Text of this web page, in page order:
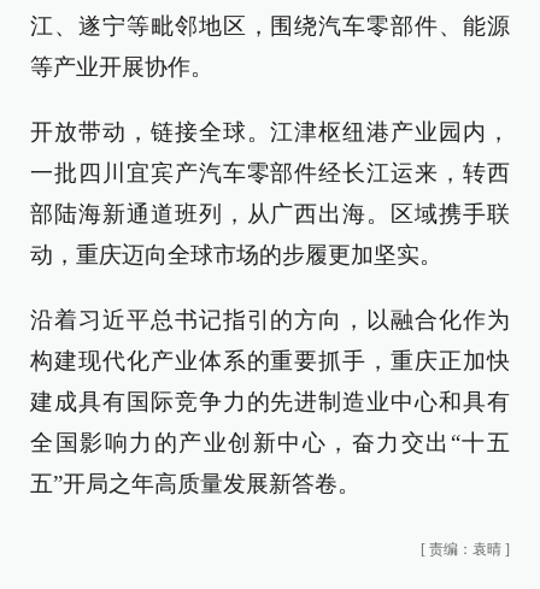
江、遂宁等毗邻地区，围绕汽车零部件、能源
等产业开展协作。
开放带动，链接全球。江津枢纽港产业园内，
一批四川宜宾产汽车零部件经长江运来，转西
部陆海新通道班列，从广西出海。区域携手联
动，重庆迈向全球市场的步履更加坚实。
沿着习近平总书记指引的方向，以融合化作为
构建现代化产业体系的重要抓手，重庆正加快
建成具有国际竞争力的先进制造业中心和具有
全国影响力的产业创新中心，奋力交出“十五
五”开局之年高质量发展新答卷。
[ 责编：袁晴 ]